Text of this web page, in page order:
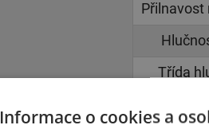
Přilnavost
Třída
Informace o cookies a